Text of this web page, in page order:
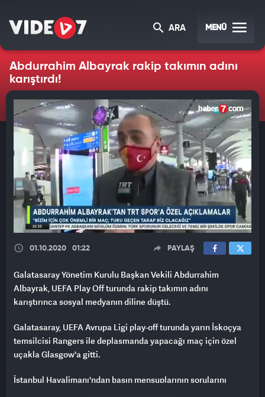
ARA MENÜ
Abdurrahim Albayrak rakip takımın adını
karıştırdı!
01.10.2020 01:22 PAYLAŞ
Galatasaray Yönetim Kurulu Başkan Vekili Abdurrahim
Albayrak, UEFA Play Off turunda rakip takımın adını
karıştırınca sosyal medyanın diline düştü.
Galatasaray, UEFA Avrupa Ligi play-off turunda yarın İskoçya
temsilcisi Rangers ile deplasmanda yapacağı maç için özel
uçakla Glasgow'a gitti.
İstanbul Havalimanı'ndan basın mensuplarının sorularını